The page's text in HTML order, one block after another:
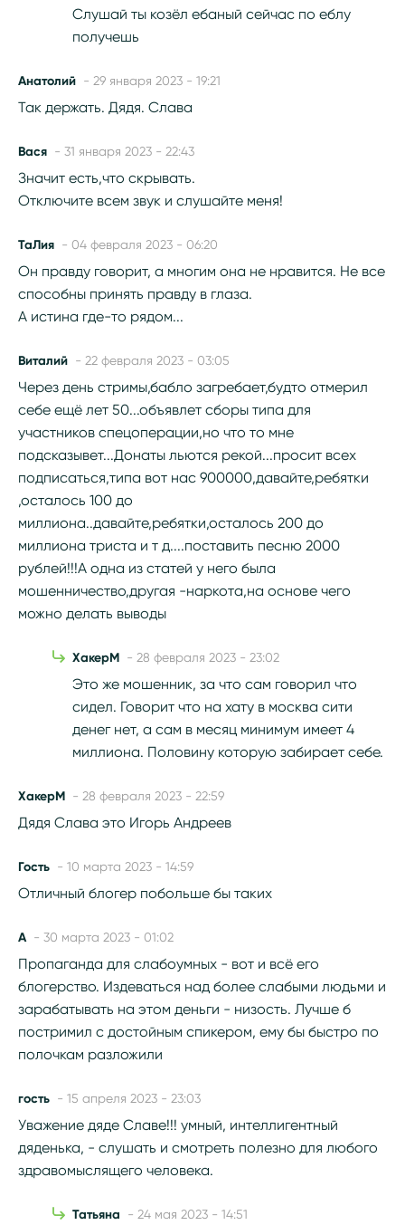
Слушай ты козёл ебаный сейчас по еблу
получешь
Анатолий - 29 января 2023 - 19:21
Так держать. Дядя. Слава
Вася - 31 января 2023 - 22:43
Значит есть,что скрывать.
Отключите всем звук и слушайте меня!
ТаЛия - 04 февраля 2023 - 06:20
Он правду говорит, а многим она не нравится. Не все
способны принять правду в глаза.
А истина где-то рядом...
Виталий - 22 февраля 2023 - 03:05
Через день стримы,бабло загребает,будто отмерил
себе ещё лет 50...объявлет сборы типа для
участников спецоперации,но что то мне
подсказывет...Донаты льются рекой...просит всех
подписаться,типа вот нас 900000,давайте,ребятки
,осталось 100 до
миллиона..давайте,ребятки,осталось 200 до
миллиона триста и т д....поставить песню 2000
рублей!!!А одна из статей у него была
мошенничество,другая -наркота,на основе чего
можно делать выводы
ХакерМ - 28 февраля 2023 - 23:02
Это же мошенник, за что сам говорил что
сидел. Говорит что на хату в москва сити
денег нет, а сам в месяц минимум имеет 4
миллиона. Половину которую забирает себе.
ХакерМ - 28 февраля 2023 - 22:59
Дядя Слава это Игорь Андреев
Гость - 10 марта 2023 - 14:59
Отличный блогер побольше бы таких
А - 30 марта 2023 - 01:02
Пропаганда для слабоумных - вот и всё его
блогерство. Издеваться над более слабыми людьми и
зарабатывать на этом деньги - низость. Лучше б
постримил с достойным спикером, ему бы быстро по
полочкам разложили
гость - 15 апреля 2023 - 23:03
Уважение дяде Славе!!! умный, интеллигентный
дяденька, - слушать и смотреть полезно для любого
здравомыслящего человека.
Татьяна - 24 мая 2023 - 14:51